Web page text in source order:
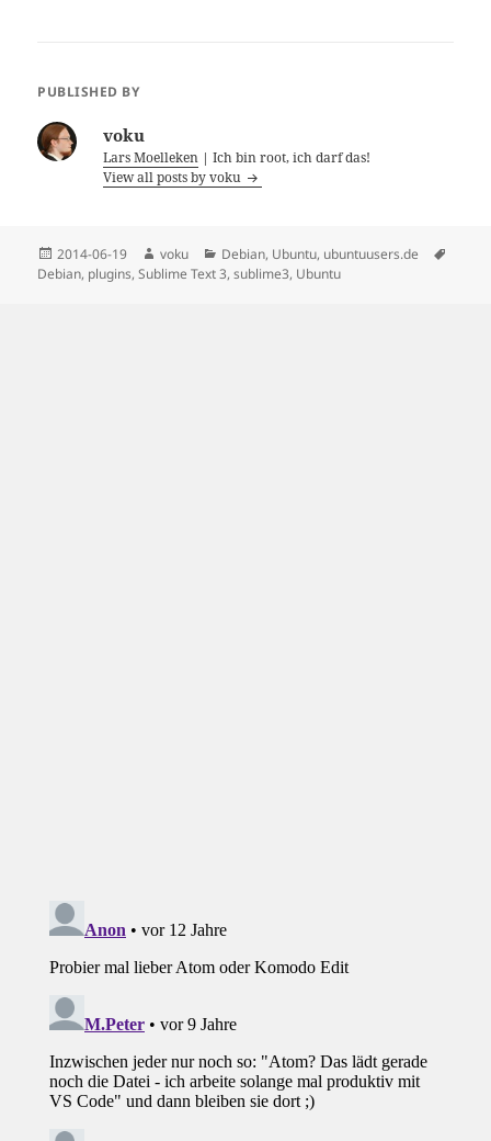
PUBLISHED BY
voku
Lars Moelleken | Ich bin root, ich darf das!
View all posts by voku
Posted
on
2014-06-19 Author
voku Categories
Debian, Ubuntu, ubuntuusers.de
Debian, plugins,Sublime Text 3,sublime3, Ubuntu